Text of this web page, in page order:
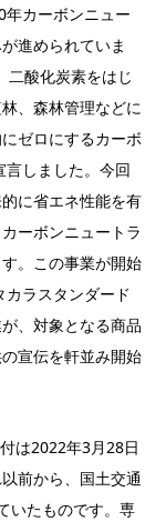
年カーボンニュー
進められていま
二酸化炭素をはじ
、森林管理などに
ゼロにするカーボ
言しました。今回
に省エネ性能を有
ーボンニュートラ
。この事業が開始
ラスタンダード
、対象となる商品
宣伝を軒並み開始
は2022年3月28日
前から、国土交通
いたものです。専